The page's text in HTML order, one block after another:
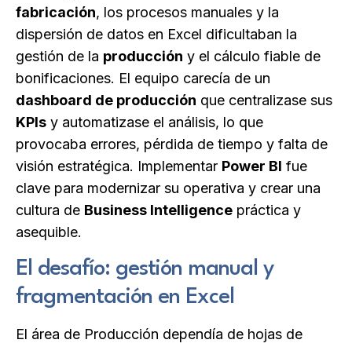
fabricación, los procesos manuales y la
dispersión de datos en Excel dificultaban la
gestión de la producción y el cálculo fiable de
bonificaciones. El equipo carecía de un
dashboard de producción que centralizase sus
KPIs y automatizase el análisis, lo que
provocaba errores, pérdida de tiempo y falta de
visión estratégica. Implementar Power BI fue
clave para modernizar su operativa y crear una
cultura de Business Intelligence práctica y
asequible.
El desafío: gestión manual y
fragmentación en Excel
El área de Producción dependía de hojas de